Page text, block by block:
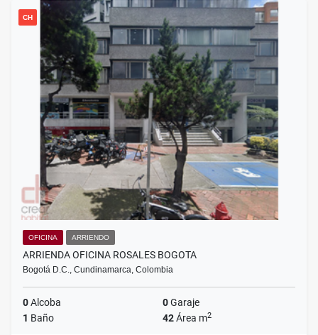
CH
OFICINA ARRIENDO
ARRIENDA OFICINA ROSALES BOGOTA
Bogotá D.C., Cundinamarca, Colombia
0Alcoba 0Garaje
1 Baño 42Área m2